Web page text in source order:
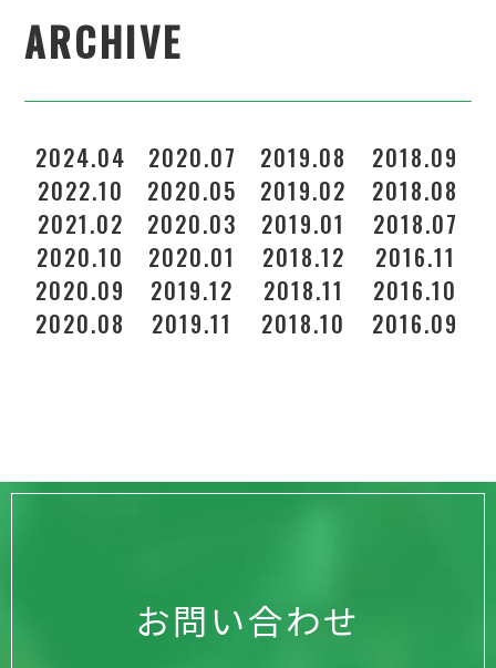
ARCHIVE
2024.04
2022.10
2021.02
2020.10
2020.09
2020.08
2020.07
2020.05
2020.03
2020.01
2019.12
2019.11
2019.08
2019.02
2019.01
2018.12
2018.11
2018.10
2018.09
2018.08
2018.07
2016.11
2016.10
2016.09
お問い合わせ